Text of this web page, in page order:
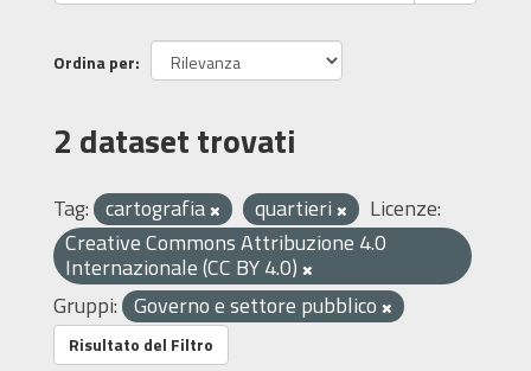
Ordina per
2 dataset trovati
Tag: cartografia quartieri
Licenze:
Creative Commons Attribuzione 4.0
Internazionale (CC BY 4.0)
Gruppi: Governo e settore pubblico
Risultato del Filtro